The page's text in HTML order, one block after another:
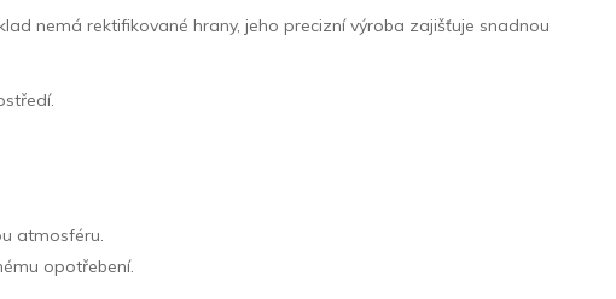
nemá rektifikované hrany, jeho precizní výroba zajišťuje snadnou
atmosféru.
opotřebení.